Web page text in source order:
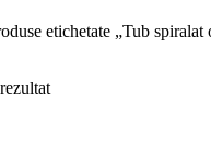
etichetate „Tub spiralat